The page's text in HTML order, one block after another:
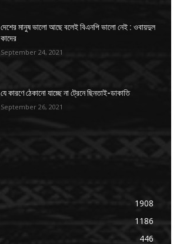
দেশের মানুষ ভালো আছে বলেই বিএনপি ভালো নেই : ওবায়দুল
কাদের
September 24, 2021
যে কারণে ঠেকানো যাচ্ছে না ট্রেনে ছিনতাই-ডাকাতি
September 26, 2021
1908
1186
446